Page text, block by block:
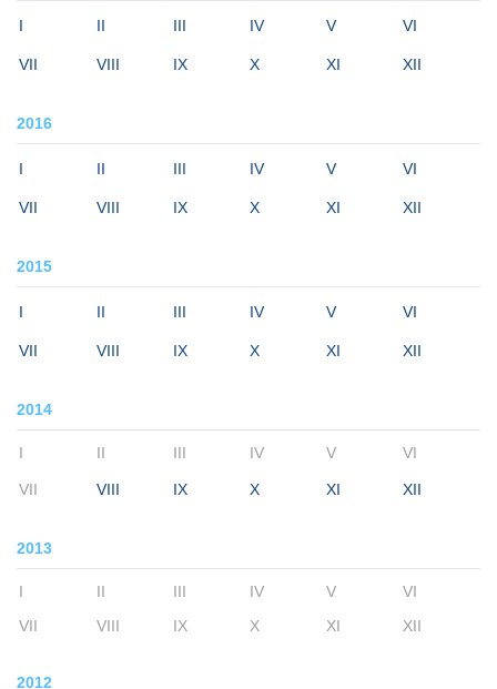
I II III IV V VI
VII VIII IX X XI XII
2016
I II III IV V VI
VII VIII IX X XI XII
2015
I II III IV V VI
VII VIII IX X XI XII
2014
I II III IV V VI
VII VIII IX X XI XII
2013
I II III IV V
VI
VII
VIII IX X XI XII
2012